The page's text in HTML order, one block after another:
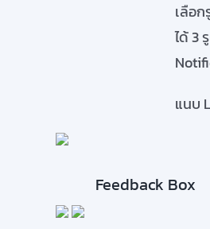
เลือ
ได้ 3
แนบ
Feedback Box